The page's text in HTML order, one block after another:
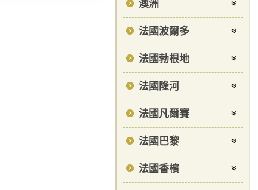
澳洲
法國波爾多
法國勃根地
法國隆河
法國凡爾賽
法國巴黎
法國香檳